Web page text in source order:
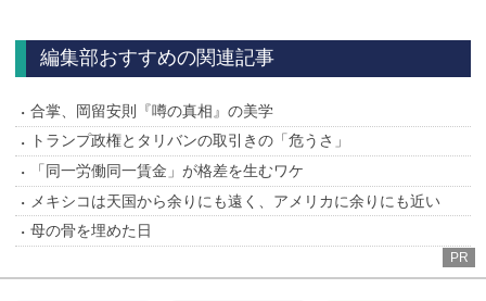
編集部おすすめの関連記事
合掌、岡留安則『噂の真相』の美学
トランプ政権とタリバンの取引きの「危うさ」
「同一労働同一賃金」が格差を生むワケ
メキシコは天国から余りにも遠く、アメリカに余りにも近い
母の骨を埋めた日
PR